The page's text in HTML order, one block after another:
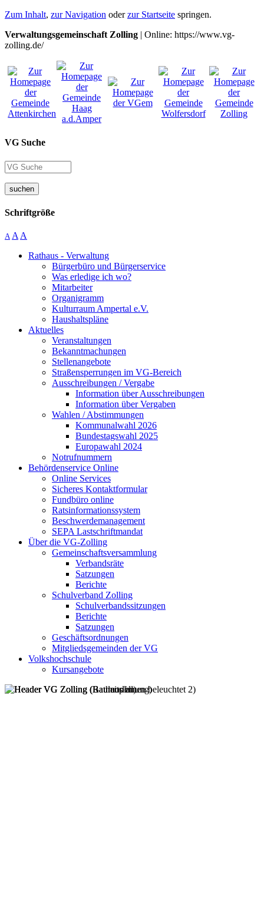
Zum Inhalt, zur Navigation oderzur Startseite springen.
Verwaltungsgemeinschaft Zolling | Online: https://www.vg-
zolling.de/
VG Suche
suchen
Schriftgröße
A A A
Rathaus - Verwaltung
Bürgerbüro und Bürgerservice
Was erledige ich wo?
Mitarbeiter
Organigramm
Kulturraum Ampertal e.V.
Haushaltspläne
Aktuelles
Veranstaltungen
Bekanntmachungen
Stellenangebote
Straßensperrungen im VG-Bereich
Ausschreibungen / Vergabe
Information über Ausschreibungen
Information über Vergaben
Wahlen / Abstimmungen
Kommunalwahl 2026
Bundestagswahl 2025
Europawahl 2024
Notrufnummern
Behördenservice Online
Online Services
Sicheres Kontaktformular
Fundbüro online
Ratsinformationssystem
Beschwerdemanagement
SEPA Lastschriftmandat
Über die VG-Zolling
Gemeinschaftsversammlung
Verbandsräte
Satzungen
Berichte
Schulverband Zolling
Schulverbandssitzungen
Berichte
Satzungen
Geschäftsordnungen
Mitgliedsgemeinden der VG
Volkshochschule
Kursangebote